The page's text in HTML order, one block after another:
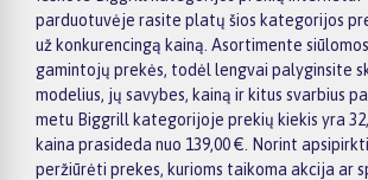
parduotuvėje rasite platų šios kategorijos
už konkurencingą kainą. Asortimente
gamintojų prekės, todėl lengvai palyginsite
modelius, jų savybes, kainą ir kitus svarbius
metu Biggrill kategorijoje prekių kiekis yra
kaina prasideda nuo 139,00 €. Norint
peržiūrėti prekes, kurioms taikoma akcija ar